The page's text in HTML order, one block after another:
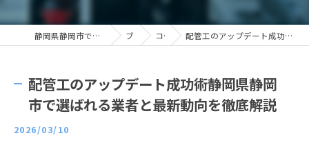
静岡県静岡市で配管工の求人なら有限会社長島設備 ブログ コラム 配管工のアップデート成功術静岡県静岡市で選ばれる業者と最新動向を徹底解説
配管工のアップデート成功術静岡県静岡
市で選ばれる業者と最新動向を徹底解説
2026/03/10